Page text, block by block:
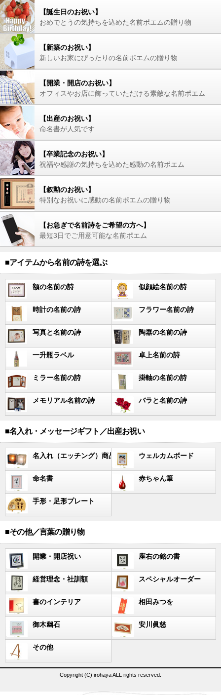
【誕生日のお祝い】
おめでとうの気持ちを込めた名前ポエムの贈り物
【新築のお祝い】
新しいお家にぴったりの名前ポエムの贈り物
【開業・開店のお祝い】
オフィスやお店に飾っていただける素敵な名前ポエム
【出産のお祝い】
命名書が人気です
【卒業記念のお祝い】
祝福や感謝の気持ちを込めた感動の名前ポエム
【叙勲のお祝い】
特別なお祝いに感動の名前ポエムの贈り物
【お急ぎで名前詩をご希望の方へ】
最短3日でご用意可能な名前ポエム
■アイテムから名前の詩を選ぶ
額の名前の詩 似顔絵名前の詩
時計の名前の詩 フラワー名前の詩
写真と名前の詩 陶器の名前の詩
一升瓶ラベル 卓上名前の詩
ミラー名前の詩 掛軸の名前の詩
メモリアル名前の詩 バラと名前の詩
■名入れ・メッセージギフト／出産お祝い
名入れ（エッチング）商品 ウェルカムボード
命名書 赤ちゃん筆
手形・足形プレート
■その他／言葉の贈り物
開業・開店祝い 座右の銘の書
経営理念・社訓額 スペシャルオーダー
書のインテリア 相田みつを
御木幽石 安川眞慈
その他
Copyright (C) irohaya ALL rights reserved.